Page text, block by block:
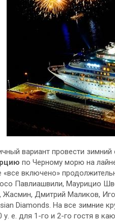
вариант провести
по Черному морю на
«все включено»
Павлиашвили, Маурицио
Жасмин, Дмитрий Маликов,
Diamonds. На все зимние
у. е. для 1-го и 2-го гостя в